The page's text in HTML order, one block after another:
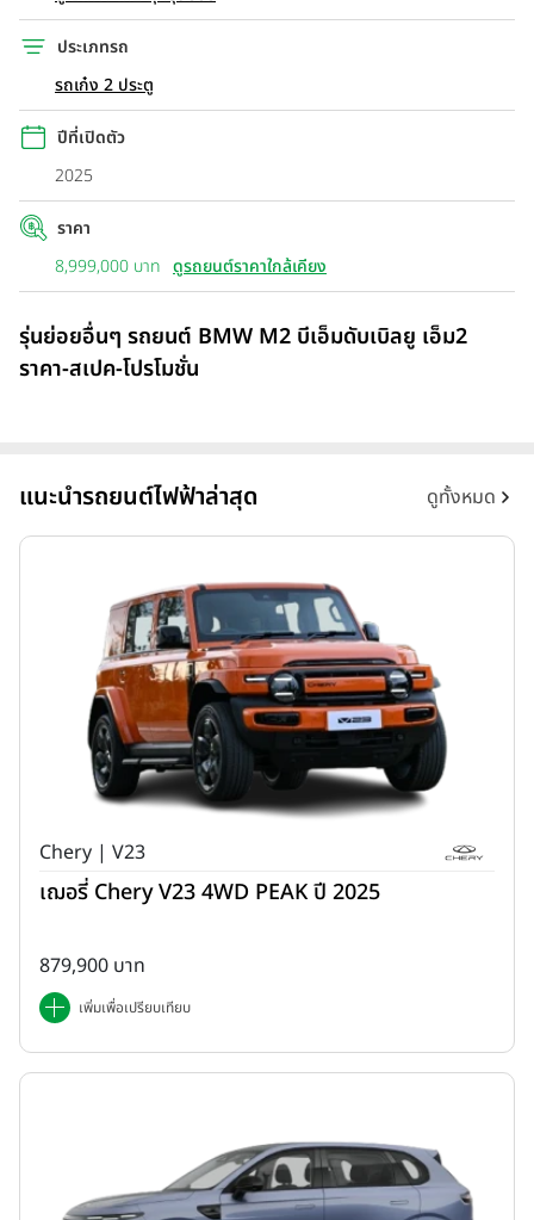
ประเภทรถ
รถเก๋ง 2 ประตู
ปีที่เปิดตัว
2025
ราคา
8,999,000 บาท ดูรถยนต์ราคาใกล้เคียง
รุ่นย่อยอื่นๆ รถยนต์ BMW M2 บีเอ็มดับเบิลยู เอ็ม2
ราคา-สเปค-โปรโมชั่น
แนะนำรถยนต์ไฟฟ้าล่าสุด ดูทั้งหมด
Chery | V23
เฌอรี่ Chery V23 4WD PEAK ปี 2025
879,900 บาท
เพิ่มเพื่อเปรียบเทียบ